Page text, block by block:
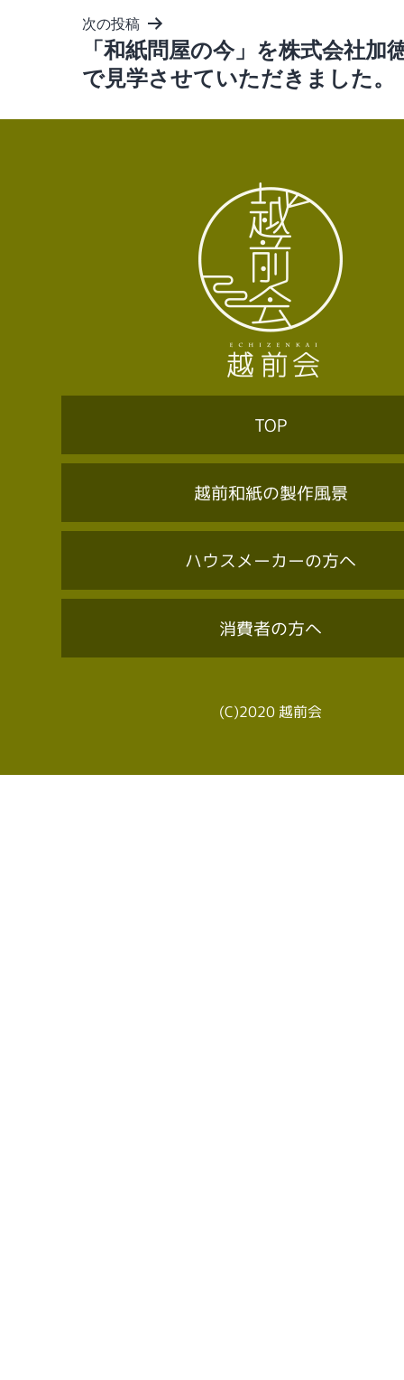
ゲ
ー
シ
ョ
ン
次の投稿
「和紙問屋の今」を株式会社加
で見学させていただきました。
TOP
越前和紙の製作風景
ハウスメーカーの方へ
消費者の方へ
(C)2020 越前会